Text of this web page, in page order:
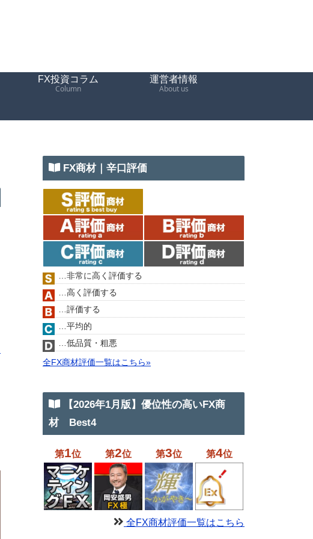
FX投資コラム
Column
運営者情報
About us
FX商材｜辛口評価
…非常に高く評価する
…高く評価する
…評価する
…平均的
…低品質・粗悪
全FX商材評価一覧はこちら»
【2026年1月版】優位性の高いFX商
材 Best4
第1位 第2位 第3位 第4位
全FX商材評価一覧はこちら